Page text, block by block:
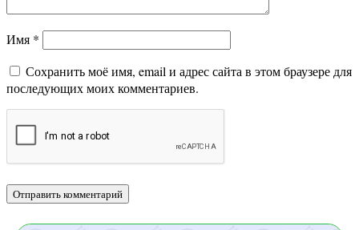
Имя *
Сохранить моё имя, email и адрес сайта в этом браузере для
последующих моих комментариев.